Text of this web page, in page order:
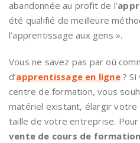
abandonnée au profit de l’
été qualifié de meilleure
l’apprentissage aux gens ».
Vous ne savez pas par où
d’apprentissage en ligne? Si
centre de formation, vous
matériel existant, élargir votre
taille de votre entreprise.
vente de cours de